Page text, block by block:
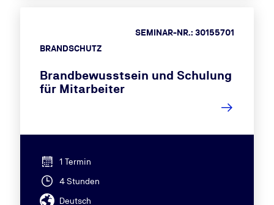
BRANDSCHUTZ
SEMINAR-NR.: 30155701
Brandbewusstsein und Schulung
für Mitarbeiter
1 Termin
4 Stunden
Deutsch